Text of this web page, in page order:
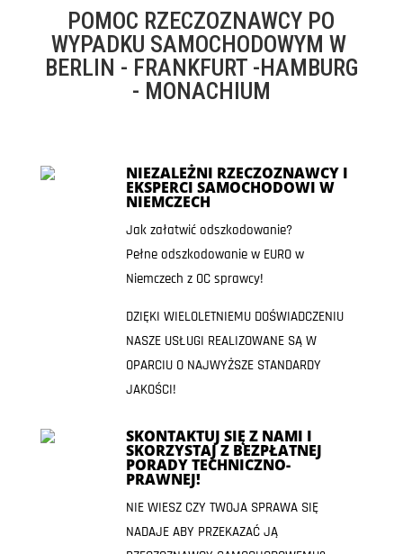
POMOC RZECZOZNAWCY PO
WYPADKU SAMOCHODOWYM W
BERLIN - FRANKFURT -HAMBURG
- MONACHIUM
NIEZALEŻNI RZECZOZNAWCY I
EKSPERCI SAMOCHODOWI W
NIEMCZECH
Jak załatwić odszkodowanie?
Pełne odszkodowanie w EURO w
Niemczech z OC sprawcy!
DZIĘKI WIELOLETNIEMU DOŚWIADCZENIU
NASZE USŁUGI REALIZOWANE SĄ W
OPARCIU O NAJWYŻSZE STANDARDY
JAKOŚCI!
SKONTAKTUJ SIĘ Z NAMI I
SKORZYSTAJ Z BEZPŁATNEJ
PORADY TECHNICZNO-
PRAWNEJ!
NIE WIESZ CZY TWOJA SPRAWA SIĘ
NADAJE ABY PRZEKAZAĆ JĄ